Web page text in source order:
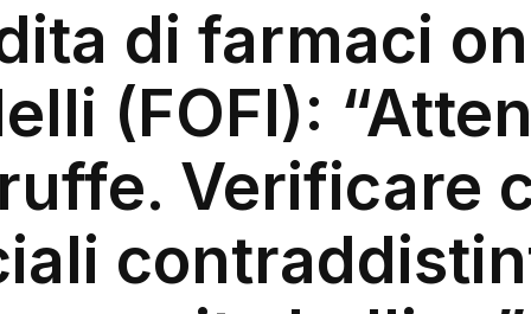
di farmaci
(FOFI):
Verificare